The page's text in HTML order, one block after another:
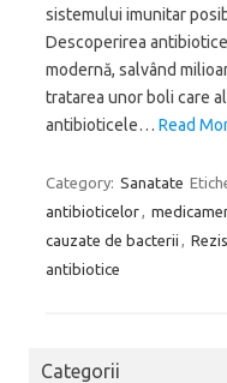
sistemului imunitar
Descoperirea
modernă, salvând
tratarea unor boli care
antibioticele… Read
Category: Sanatate
antibioticelor,
cauzate de bacterii ,
antibiotice
Categorii